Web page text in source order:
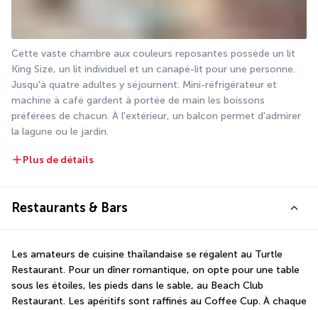
Cette vaste chambre aux couleurs reposantes possède un lit
King Size, un lit individuel et un canapé-lit pour une personne.
Jusqu'à quatre adultes y séjournent. Mini-réfrigérateur et
machine à café gardent à portée de main les boissons
préférées de chacun. À l'extérieur, un balcon permet d'admirer
la lagune ou le jardin.
Plus de détails
Restaurants & Bars
Les amateurs de cuisine thaïlandaise se régalent au Turtle
Restaurant. Pour un dîner romantique, on opte pour une table
sous les étoiles, les pieds dans le sable, au Beach Club
Restaurant. Les apéritifs sont raffinés au Coffee Cup. À chaque